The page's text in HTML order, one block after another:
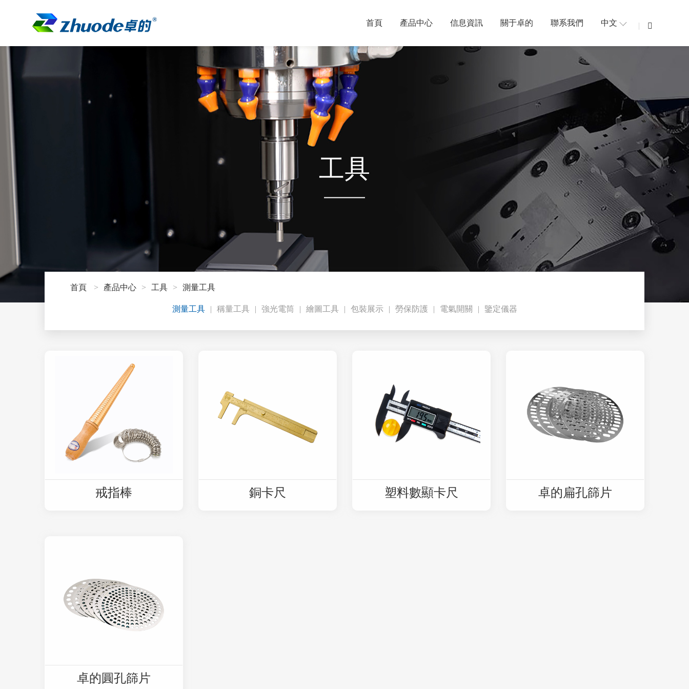
首頁 產品中心 信息資訊 關于卓的 聯系我們 中文
工具
首頁 產品中心 工具 測量工具
測量工具 稱量工具 強光電筒 繪圖工具 包裝展示 勞保防護 電氣開關 鑒定儀器
戒指棒 銅卡尺 塑料數顯卡尺 卓的扁孔篩片
卓的圓孔篩片